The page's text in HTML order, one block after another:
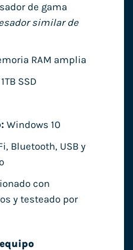
de gama
similar de
RAM amplia
1TB SSD
Windows 10
Bluetooth, USB y
con
y testeado por